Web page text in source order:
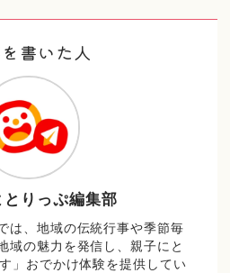
書いた人
とりっぷ編集部
は、地域の伝統行事や季節毎
域の魅力を発信し、親子にと
」おでかけ体験を提供してい